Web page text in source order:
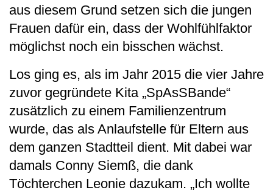
aus diesem Grund setzen sich die jungen
Frauen dafür ein, dass der Wohlfühlfaktor
möglichst noch ein bisschen wächst.
Los ging es, als im Jahr 2015 die vier Jahre
zuvor gegründete Kita „SpAsSBande“
zusätzlich zu einem Familienzentrum
wurde, das als Anlaufstelle für Eltern aus
dem ganzen Stadtteil dient. Mit dabei war
damals Conny Siemß, die dank
Töchterchen Leonie dazukam. „Ich wollte